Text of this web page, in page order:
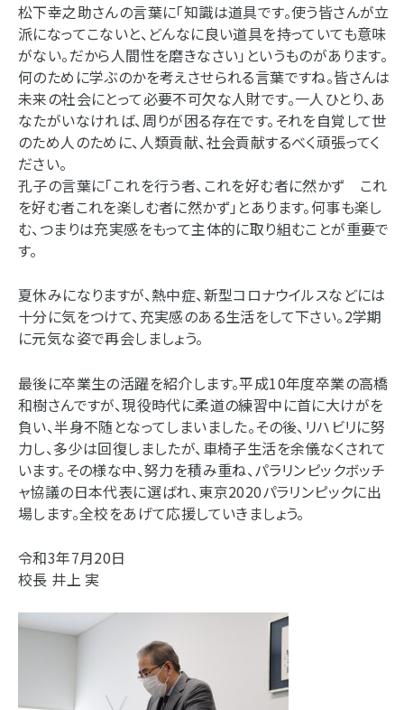
松下幸之助さんの言葉に「知識は道具です。使う皆さんが立
派になってこないと、どんなに良い道具を持っていても意味
がない。だから人間性を磨きなさい」というものがあります。
何のために学ぶのかを考えさせられる言葉ですね。皆さんは
未来の社会にとって必要不可欠な人財です。一人ひとり、あ
なたがいなければ、周りが困る存在です。それを自覚して世
のため人のために、人類貢献、社会貢献するべく頑張ってく
ださい。
孔子の言葉に「これを行う者、これを好む者に然かず これ
を好む者これを楽しむ者に然かず」とあります。何事も楽し
む、つまりは充実感をもって主体的に取り組むことが重要で
す。
夏休みになりますが、熱中症、新型コロナウイルスなどには
十分に気をつけて、充実感のある生活をして下さい。2学期
に元気な姿で再会しましょう。
最後に卒業生の活躍を紹介します。平成10年度卒業の高橋
和樹さんですが、現役時代に柔道の練習中に首に大けがを
負い、半身不随となってしまいました。その後、リハビリに努
力し、多少は回復しましたが、車椅子生活を余儀なくされて
います。その様な中、努力を積み重ね、パラリンピックボッチ
ャ協議の日本代表に選ばれ、東京2020パラリンピックに出
場します。全校をあげて応援していきましょう。
令和3年7月20日
校長 井上 実